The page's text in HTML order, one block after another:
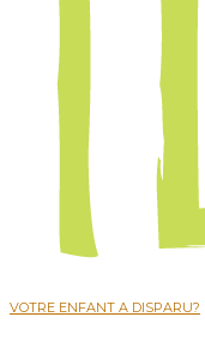
VOTRE ENFANT A DISPARU?